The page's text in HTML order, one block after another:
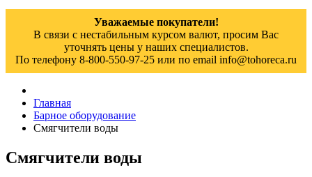
Уважаемые покупатели!
В связи с нестабильным курсом валют, просим Вас
уточнять цены у наших специалистов.
По телефону 8-800-550-97-25 или по email info@tohoreca.ru
Главная
Барное оборудование
Смягчители воды
Смягчители воды